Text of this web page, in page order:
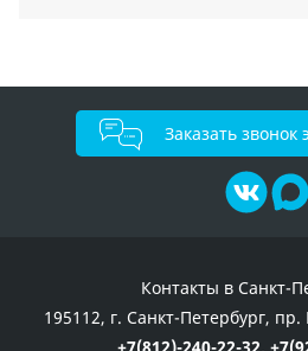
Заказать звонок
Контакты в Санкт-
195112, г. Санкт-Петербург,